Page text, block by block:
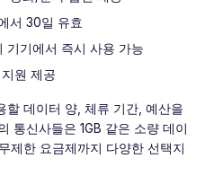
서 30일 유효
기기에서 즉시 사용 가능
원 제공
할 데이터 양, 체류 기간, 예산을
통신사들은 1GB 같은 소량 데이
제한 요금제까지 다양한 선택지